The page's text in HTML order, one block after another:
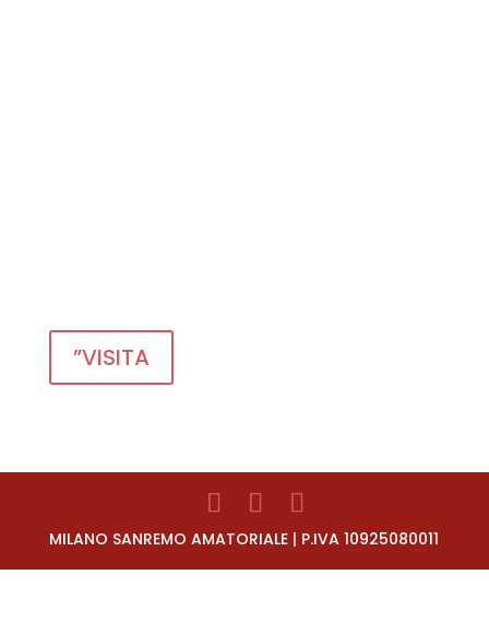
”VISITA
MILANO SANREMO AMATORIALE | P.IVA 10925080011